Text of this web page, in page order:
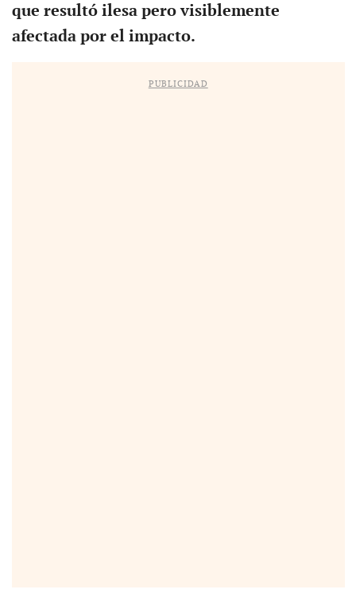
que resultó ilesa pero visiblemente
afectada por el impacto.
PUBLICIDAD